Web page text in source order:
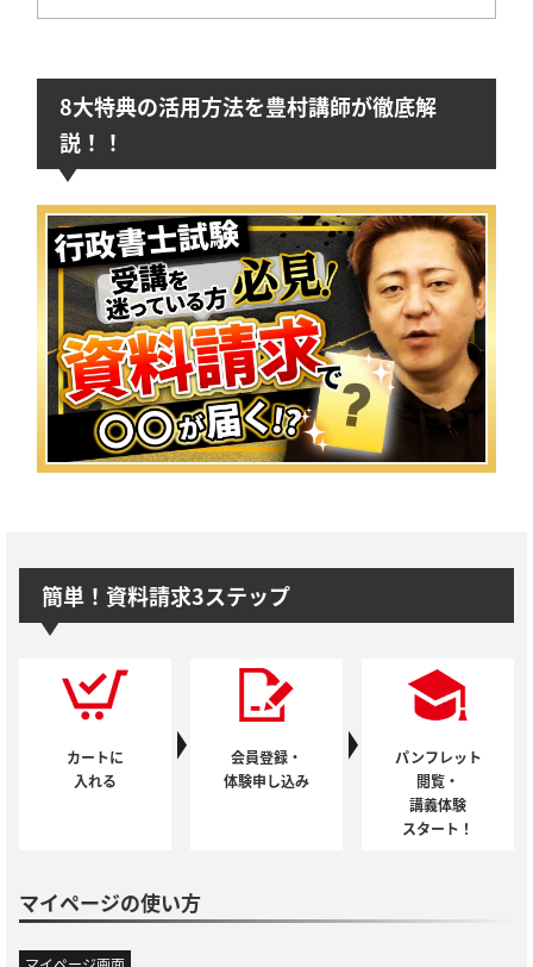
8大特典の活用方法を豊村講師が徹底解
説！！
簡単！資料請求3ステップ
カートに
入れる
会員登録・
体験申し込み
パンフレット
閲覧・
講義体験
スタート！
マイページの使い方